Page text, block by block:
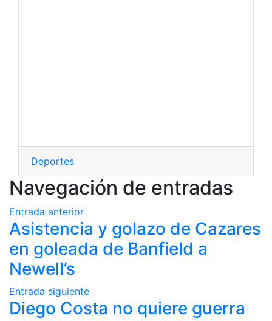
Deportes
Navegación de entradas
Entrada anterior
Asistencia y golazo de Cazares
en goleada de Banfield a
Newell’s
Entrada siguiente
Diego Costa no quiere guerra